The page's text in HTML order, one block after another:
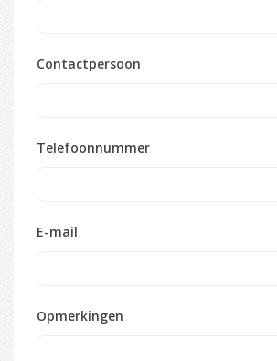
Contactpersoon
Telefoonnummer
E-mail
Opmerkingen